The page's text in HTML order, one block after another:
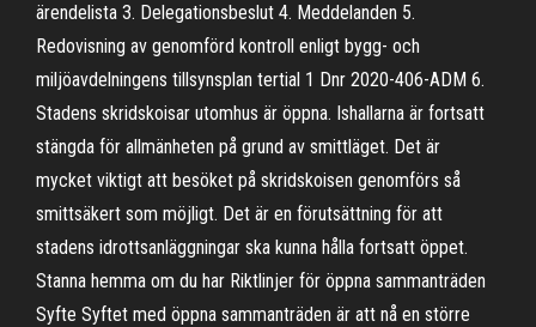
ärendelista 3. Delegationsbeslut 4. Meddelanden 5.
Redovisning av genomförd kontroll enligt bygg- och
miljöavdelningens tillsynsplan tertial 1 Dnr 2020-406-ADM 6.
Stadens skridskoisar utomhus är öppna. Ishallarna är fortsatt
stängda för allmänheten på grund av smittläget. Det är
mycket viktigt att besöket på skridskoisen genomförs så
smittsäkert som möjligt. Det är en förutsättning för att
stadens idrottsanläggningar ska kunna hålla fortsatt öppet.
Stanna hemma om du har Riktlinjer för öppna sammanträden
Syfte Syftet med öppna sammanträden är att nå en större